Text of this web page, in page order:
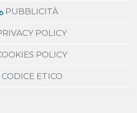
PUBBLICITÀ
POLICY
POLICY
CODICE ETICO